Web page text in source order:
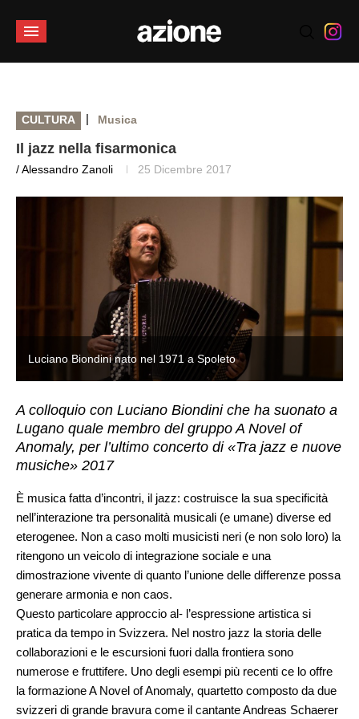
CULTURA | Musica
Il jazz nella fisarmonica
/ Alessandro Zanoli 25 Dicembre 2017
Luciano Biondini nato nel 1971 a Spoleto
A colloquio con Luciano Biondini che ha suonato a
Lugano quale membro del gruppo A Novel of
Anomaly, per l’ultimo concerto di «Tra jazz e nuove
musiche» 2017
È musica fatta d’incontri, il jazz: costruisce la sua specificità
nell’interazione tra personalità musicali (e umane) diverse ed
eterogenee. Non a caso molti musicisti neri (e non solo loro) la
ritengono un veicolo di integrazione sociale e una
dimostrazione vivente di quanto l’unione delle differenze possa
generare armonia e non caos.
Questo particolare approccio al- l’espressione artistica si
pratica da tempo in Svizzera. Nel nostro jazz la storia delle
collaborazioni e le escursioni fuori dalla frontiera sono
numerose e fruttifere. Uno degli esempi più recenti ce lo offre
la formazione A Novel of Anomaly, quartetto composto da due
svizzeri di grande bravura come il cantante Andreas Schaerer